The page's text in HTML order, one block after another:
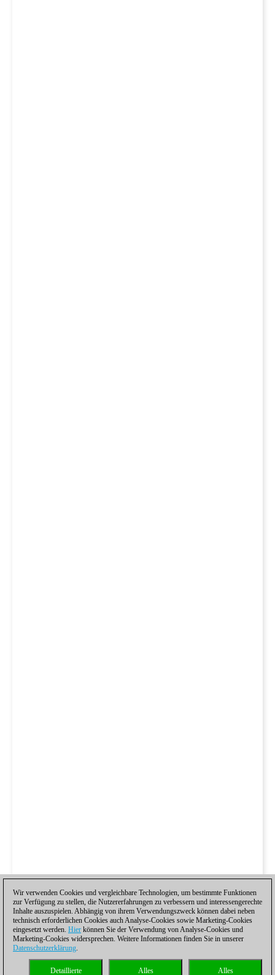
Wir verwenden Cookies und vergleichbare Technologien, um bestimmte Funktionen
zur Verfügung zu stellen, die Nutzererfahrungen zu verbessern und interessengerechte
Inhalte auszuspielen. Abhängig von ihrem Verwendungszweck können dabei neben
technisch erforderlichen Cookies auch Analyse-Cookies sowie Marketing-Cookies
eingesetzt werden. Hier können Sie der Verwendung von Analyse-Cookies und
Marketing-Cookies widersprechen. Weitere Informationen finden Sie in unserer
Datenschutzerklärung.
Alles
Alles
Detaillierte